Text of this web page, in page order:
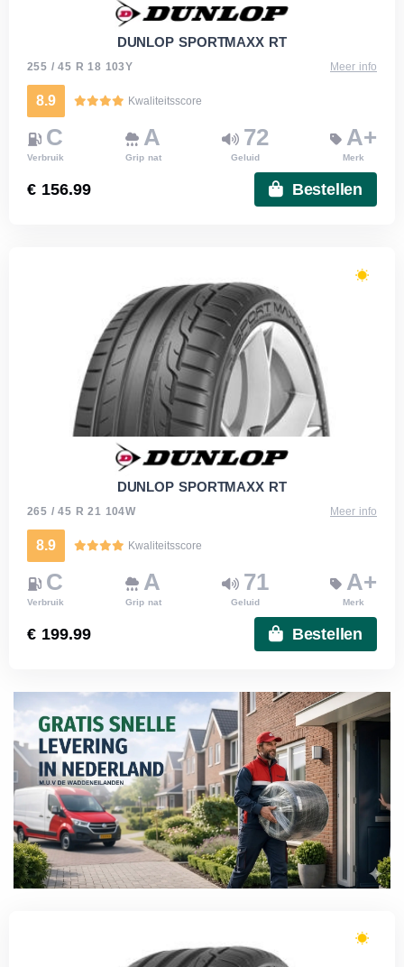
DUNLOP SPORTMAXX RT
255 / 45 R 18 103Y Meer info
8.9 Kwaliteitsscore
C
Verbruik
A
Grip nat
72
Geluid
A+
Merk
€ 156.99 Bestellen
DUNLOP SPORTMAXX RT
265 / 45 R 21 104W Meer info
8.9 Kwaliteitsscore
C
Verbruik
A
Grip nat
71
Geluid
A+
Merk
€ 199.99 Bestellen